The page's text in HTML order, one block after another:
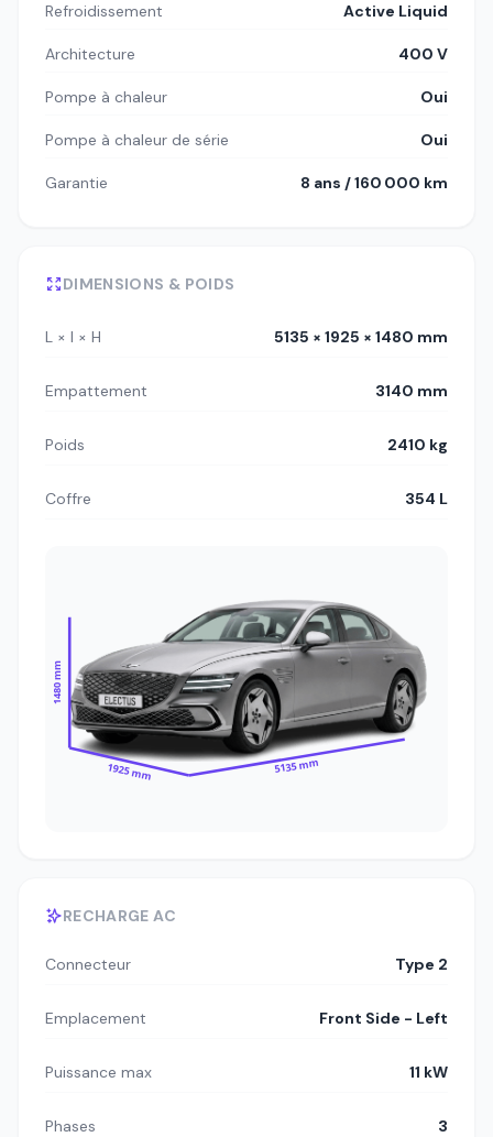
Refroidissement Active Liquid
Architecture 400 V
Pompe à chaleur Oui
Pompe à chaleur de série Oui
Garantie 8 ans / 160 000 km
DIMENSIONS & POIDS
L × l × H 5135 × 1925 × 1480 mm
Empattement 3140 mm
Poids 2410 kg
Coffre 354 L
1480 mm
1925 mm 5135 mm
RECHARGE AC
Connecteur Type 2
Emplacement Front Side - Left
Puissance max 11 kW
Phases 3